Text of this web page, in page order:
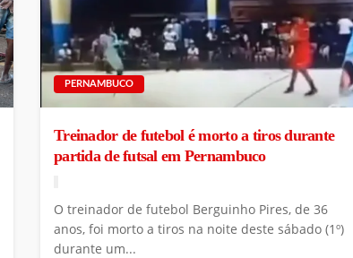
PERNAMBUCO
Treinador de futebol é morto a tiros durante
partida de futsal em Pernambuco
O treinador de futebol Berguinho Pires, de 36
anos, foi morto a tiros na noite deste sábado (1º)
durante um...